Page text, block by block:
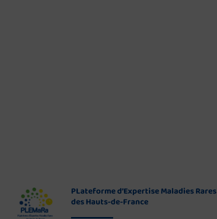
PLateforme d’Expertise Maladies Rares
des Hauts-de-France